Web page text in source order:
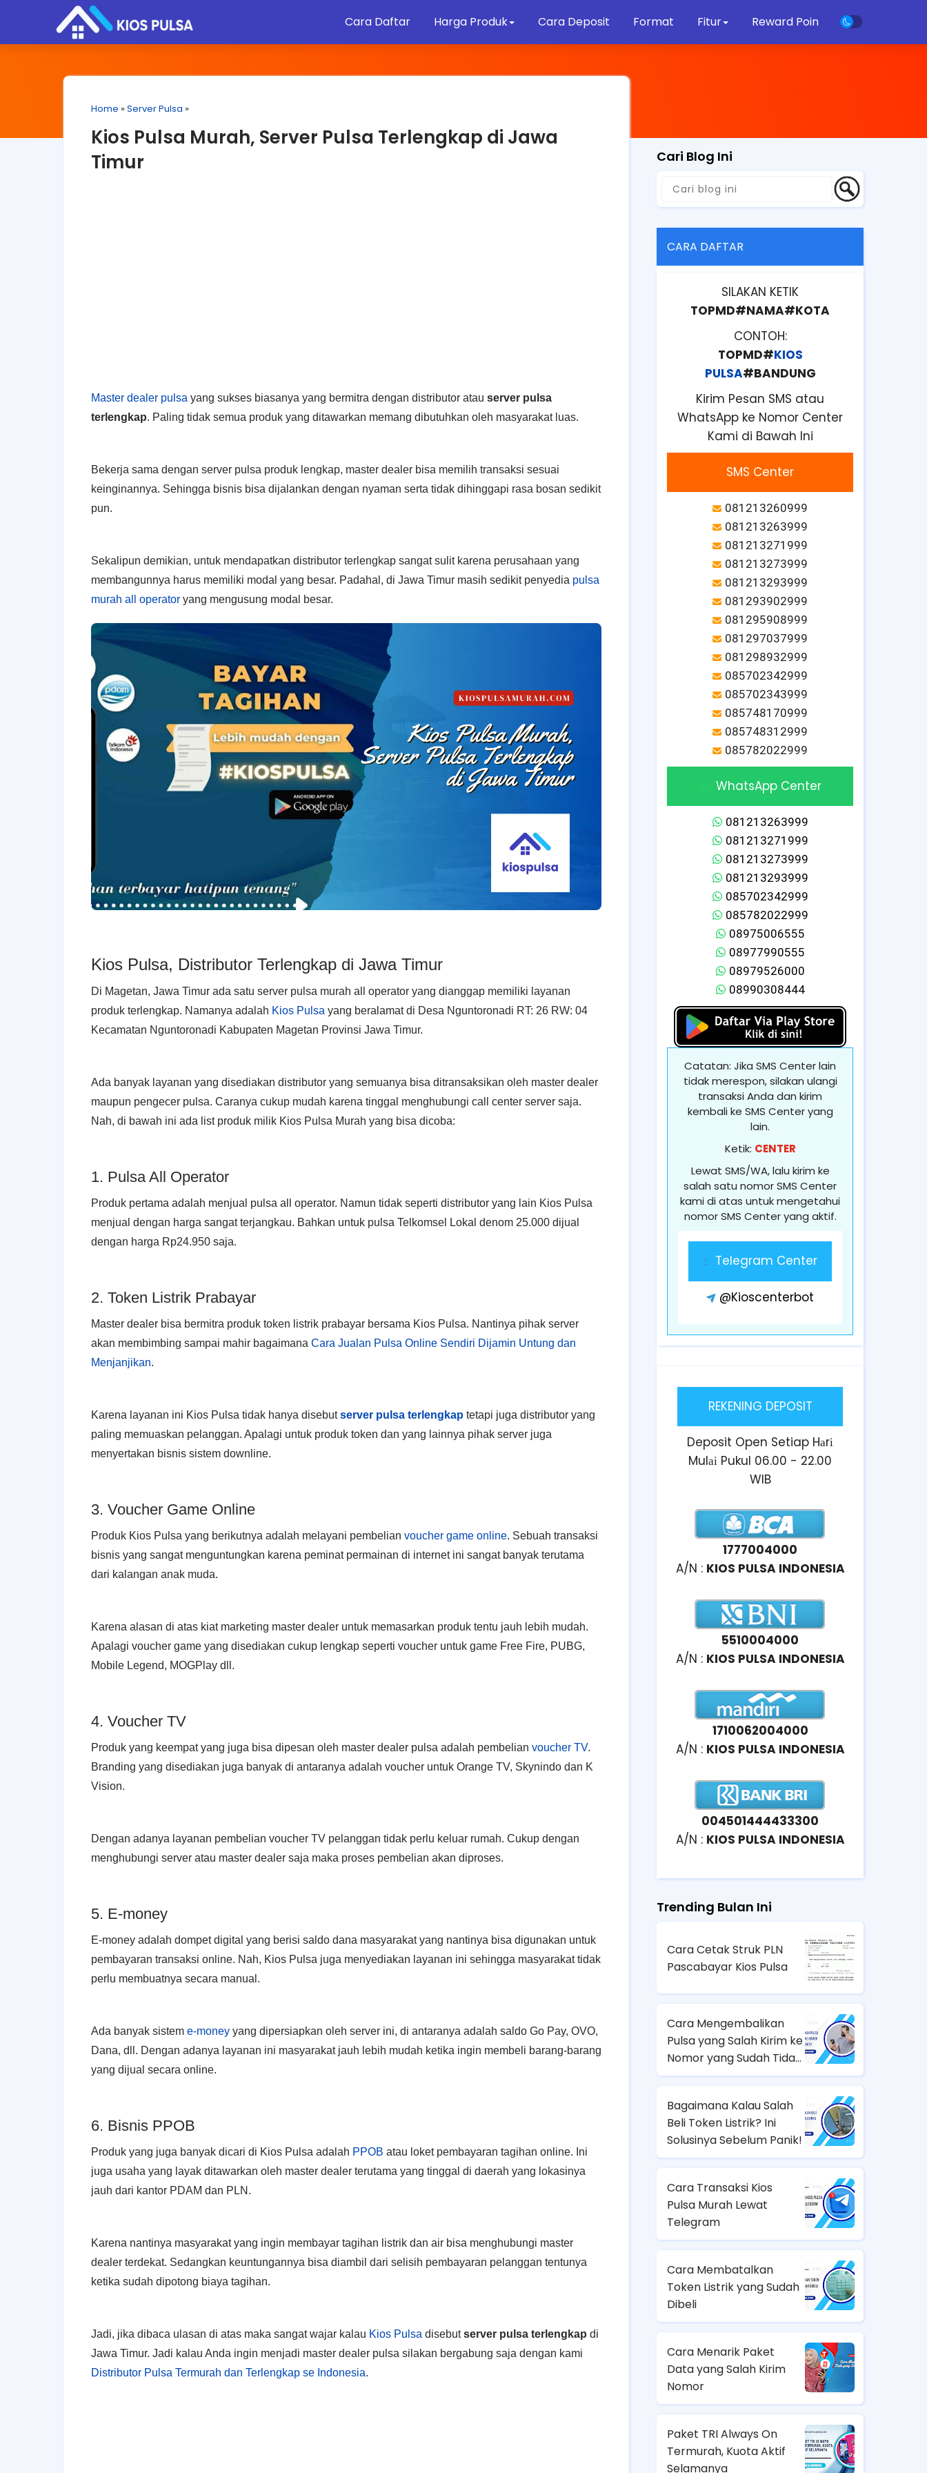
Cara Daftar Harga Produk Cara Deposit Format Fitur Reward Poin
Home »Server Pulsa »
Kios Pulsa Murah, Server Pulsa Terlengkap di Jawa
Timur
Master dealer pulsa yang sukses biasanya yang bermitra dengan distributor atau server pulsa
terlengkap. Paling tidak semua produk yang ditawarkan memang dibutuhkan oleh masyarakat luas.
Bekerja sama dengan server pulsa produk lengkap, master dealer bisa memilih transaksi sesuai
keinginannya. Sehingga bisnis bisa dijalankan dengan nyaman serta tidak dihinggapi rasa bosan sedikit
pun.
Sekalipun demikian, untuk mendapatkan distributor terlengkap sangat sulit karena perusahaan yang
membangunnya harus memiliki modal yang besar. Padahal, di Jawa Timur masih sedikit penyedia pulsa
murah all operator yang mengusung modal besar.
Kios Pulsa, Distributor Terlengkap di Jawa Timur
Di Magetan, Jawa Timur ada satu server pulsa murah all operator yang dianggap memiliki layanan
produk terlengkap. Namanya adalah Kios Pulsa yang beralamat di Desa Nguntoronadi RT: 26 RW: 04
Kecamatan Nguntoronadi Kabupaten Magetan Provinsi Jawa Timur.
Ada banyak layanan yang disediakan distributor yang semuanya bisa ditransaksikan oleh master dealer
maupun pengecer pulsa. Caranya cukup mudah karena tinggal menghubungi call center server saja.
Nah, di bawah ini ada list produk milik Kios Pulsa Murah yang bisa dicoba:
1. Pulsa All Operator
Produk pertama adalah menjual pulsa all operator. Namun tidak seperti distributor yang lain Kios Pulsa
menjual dengan harga sangat terjangkau. Bahkan untuk pulsa Telkomsel Lokal denom 25.000 dijual
dengan harga Rp24.950 saja.
2. Token Listrik Prabayar
Master dealer bisa bermitra produk token listrik prabayar bersama Kios Pulsa. Nantinya pihak server
akan membimbing sampai mahir bagaimana Cara Jualan Pulsa Online Sendiri Dijamin Untung dan
Menjanjikan.
Karena layanan ini Kios Pulsa tidak hanya disebutserver pulsa terlengkap tetapi juga distributor yang
paling memuaskan pelanggan. Apalagi untuk produk token dan yang lainnya pihak server juga
menyertakan bisnis sistem downline.
3. Voucher Game Online
Produk Kios Pulsa yang berikutnya adalah melayani pembelian voucher game online. Sebuah transaksi
bisnis yang sangat menguntungkan karena peminat permainan di internet ini sangat banyak terutama
dari kalangan anak muda.
Karena alasan di atas kiat marketing master dealer untuk memasarkan produk tentu jauh lebih mudah.
Apalagi voucher game yang disediakan cukup lengkap seperti voucher untuk game Free Fire, PUBG,
Mobile Legend, MOGPlay dll.
4. Voucher TV
Produk yang keempat yang juga bisa dipesan oleh master dealer pulsa adalah pembelian voucher TV.
Branding yang disediakan juga banyak di antaranya adalah voucher untuk Orange TV, Skynindo dan K
Vision.
Dengan adanya layanan pembelian voucher TV pelanggan tidak perlu keluar rumah. Cukup dengan
menghubungi server atau master dealer saja maka proses pembelian akan diproses.
5. E-money
E-money adalah dompet digital yang berisi saldo dana masyarakat yang nantinya bisa digunakan untuk
pembayaran transaksi online. Nah, Kios Pulsa juga menyediakan layanan ini sehingga masyarakat tidak
perlu membuatnya secara manual.
Ada banyak sistem e-money yang dipersiapkan oleh server ini, di antaranya adalah saldo Go Pay, OVO,
Dana, dll. Dengan adanya layanan ini masyarakat jauh lebih mudah ketika ingin membeli barang-barang
yang dijual secara online.
6. Bisnis PPOB
Produk yang juga banyak dicari di Kios Pulsa adalah PPOB atau loket pembayaran tagihan online. Ini
juga usaha yang layak ditawarkan oleh master dealer terutama yang tinggal di daerah yang lokasinya
jauh dari kantor PDAM dan PLN.
Karena nantinya masyarakat yang ingin membayar tagihan listrik dan air bisa menghubungi master
dealer terdekat. Sedangkan keuntungannya bisa diambil dari selisih pembayaran pelanggan tentunya
ketika sudah dipotong biaya tagihan.
Jadi, jika dibaca ulasan di atas maka sangat wajar kalau Kios Pulsa disebutserver pulsa terlengkap di
Jawa Timur. Jadi kalau Anda ingin menjadi master dealer pulsa silakan bergabung saja dengan kami
Distributor Pulsa Termurah dan Terlengkap se Indonesia.
Cari Blog Ini
CARA DAFTAR
SILAKAN KETIK
TOPMD#NAMA#KOTA
CONTOH:
TOPMD#KIOS
PULSA#BANDUNG
Kirim Pesan SMS atau
WhatsApp ke Nomor Center
Kami di Bawah Ini
SMS Center
081213260999
081213263999
081213271999
081213273999
081213293999
081293902999
081295908999
081297037999
081298932999
085702342999
085702343999
085748170999
085748312999
085782022999
WhatsApp Center
081213263999
081213271999
081213273999
081213293999
085702342999
085782022999
08975006555
08977990555
08979526000
08990308444
Catatan: Jika SMS Center lain
tidak merespon, silakan ulangi
transaksi Anda dan kirim
kembali ke SMS Center yang
lain.
Ketik: CENTER
Lewat SMS/WA, lalu kirim ke
salah satu nomor SMS Center
kami di atas untuk mengetahui
nomor SMS Center yang aktif.
Telegram Center
@Kioscenterbot
REKENING DEPOSIT
Deposit Open Setiap Hаrі
Mulаі Pukul 06.00 - 22.00
WIB
1777004000
A/N : KIOS PULSA INDONESIA
5510004000
A/N : KIOS PULSA INDONESIA
1710062004000
A/N : KIOS PULSA INDONESIA
004501444433300
A/N : KIOS PULSA INDONESIA
Trending Bulan Ini
Cara Cetak Struk PLN
Pascabayar Kios Pulsa
Cara Mengembalikan
Pulsa yang Salah Kirim ke
Nomor yang Sudah Tidak
Aktif
Bagaimana Kalau Salah
Beli Token Listrik? Ini
Solusinya Sebelum Panik!
Cara Transaksi Kios
Pulsa Murah Lewat
Telegram
Cara Membatalkan
Token Listrik yang Sudah
Dibeli
Cara Menarik Paket
Data yang Salah Kirim
Nomor
Paket TRI Always On
Termurah, Kuota Aktif
Selamanya